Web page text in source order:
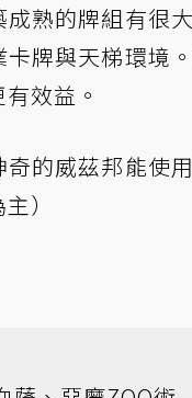
熟的牌組有很
牌與天梯環境
效益。
的威茲邦能使
）